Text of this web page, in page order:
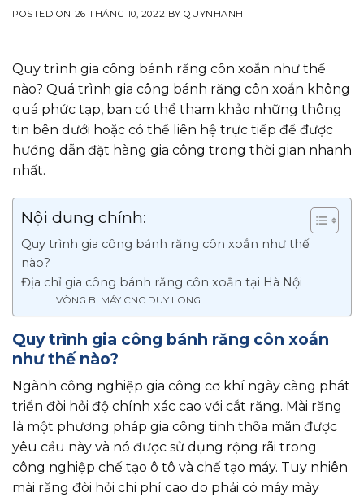
POSTED ON 26 THÁNG 10, 2022 BYQUYNHANH
Quy trình gia công bánh răng côn xoắn như thế
nào? Quá trình gia công bánh răng côn xoắn không
quá phức tạp, bạn có thể tham khảo những thông
tin bên dưới hoặc có thể liên hệ trực tiếp để được
hướng dẫn đặt hàng gia công trong thời gian nhanh
nhất.
Nội dung chính:
Quy trình gia công bánh răng côn xoắn như thế
nào?
Địa chỉ gia công bánh răng côn xoắn tại Hà Nội
VÒNG BI MÁY CNC DUY LONG
Quy trình gia công bánh răng côn xoắn
như thế nào?
Ngành công nghiệp gia công cơ khí ngày càng phát
triển đòi hỏi độ chính xác cao với cắt răng. Mài răng
là một phương pháp gia công tinh thõa mãn được
yêu cầu này và nó được sử dụng rộng rãi trong
công nghiệp chế tạo ô tô và chế tạo máy. Tuy nhiên
mài răng đòi hỏi chi phí cao do phải có máy mày